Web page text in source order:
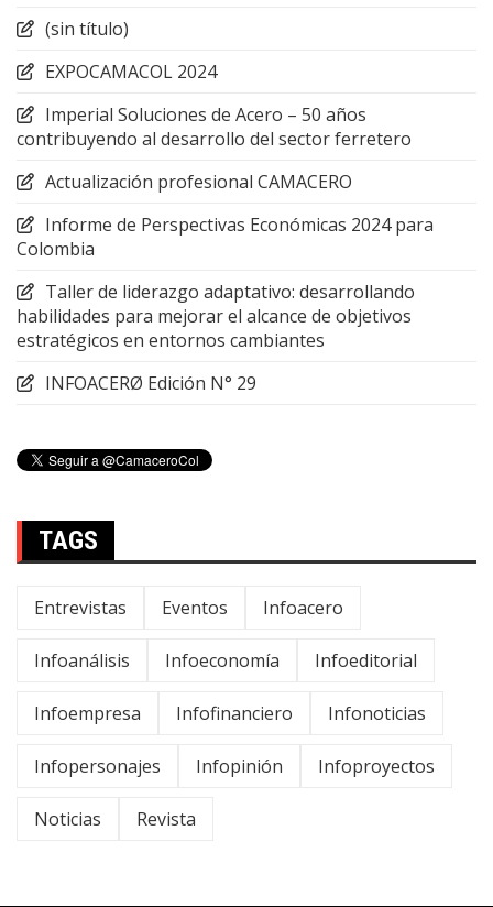
(sin título)
EXPOCAMACOL 2024
Imperial Soluciones de Acero – 50 años
contribuyendo al desarrollo del sector ferretero
Actualización profesional CAMACERO
Informe de Perspectivas Económicas 2024 para
Colombia
Taller de liderazgo adaptativo: desarrollando
habilidades para mejorar el alcance de objetivos
estratégicos en entornos cambiantes
INFOACERØ Edición N° 29
TAGS
Entrevistas Eventos Infoacero
Infoanálisis Infoeconomía Infoeditorial
Infoempresa Infofinanciero Infonoticias
Infopersonajes Infopinión Infoproyectos
Noticias Revista